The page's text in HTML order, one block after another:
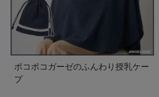
ポコポコガーゼのふんわり授乳ケー
プ